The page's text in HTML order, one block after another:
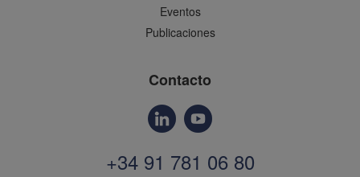
Eventos
Publicaciones
Contacto
+34 91 781 06 80